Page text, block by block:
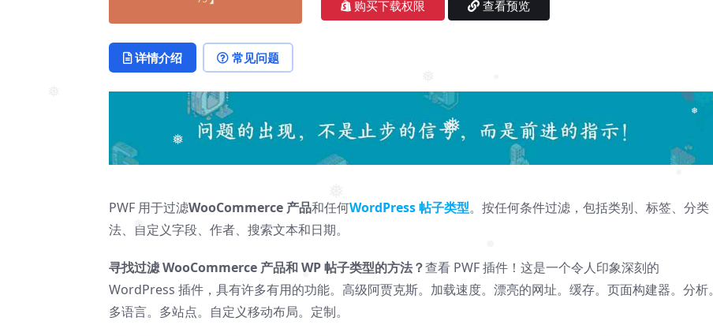
❅
❅
❅
❅
❅
❅
购买下载权限 查看预览
详情介绍 常见问题
PWF 用于过滤WooCommerce 产品和任何WordPress 帖子类型。按任何条件过滤，包括类别、标签、分类
法、自定义字段、作者、搜索文本和日期。
寻找过滤 WooCommerce 产品和 WP 帖子类型的方法？查看 PWF 插件！这是一个令人印象深刻的
WordPress 插件，具有许多有用的功能。高级阿贾克斯。加载速度。漂亮的网址。缓存。页面构建器。分析。
多语言。多站点。自定义移动布局。定制。